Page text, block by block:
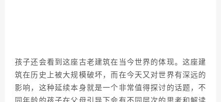
孩子还会看到这座古老建筑在当今世界的体现。这座建
筑在历史上被大规模破坏，而在今天又对世界有深远的
影响，这种延续本身就是一个非常值得探讨的话题，不